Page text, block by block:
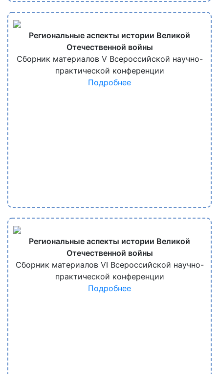
Региональные аспекты истории Великой
Отечественной войны
Сборник материалов V Всероссийской научно-
практической конференции
Подробнее
Региональные аспекты истории Великой
Отечественной войны
Сборник материалов VI Всероссийской научно-
практической конференции
Подробнее